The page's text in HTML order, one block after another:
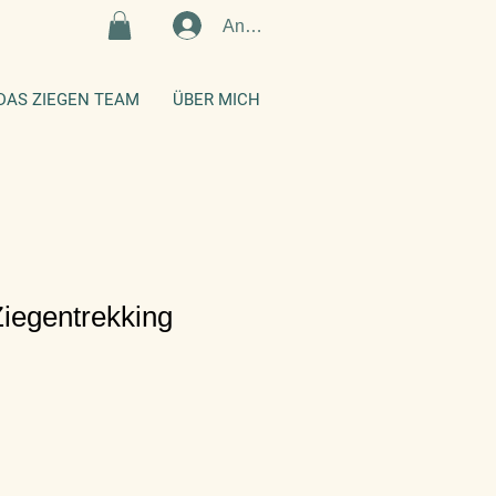
Anmelden
ZIEGEN TEAM ÜBER MICH